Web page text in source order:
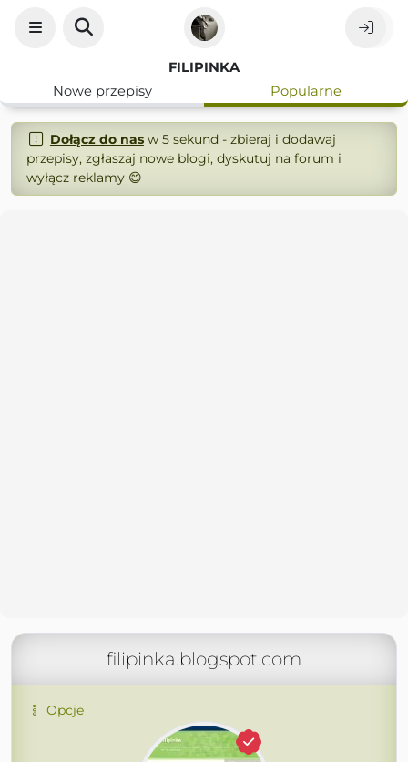
FILIPINKA
Nowe przepisy
Popularne
Dołącz do nasw 5 sekund - zbieraj i dodawaj
przepisy, zgłaszaj nowe blogi, dyskutuj na forum i
wyłącz reklamy 😄
filipinka.blogspot.com
Opcje